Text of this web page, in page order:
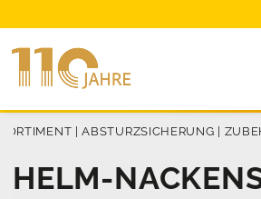
|ABSTURZSICHERUNG |
HELM-